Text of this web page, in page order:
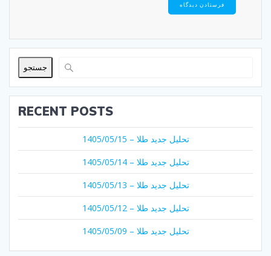
جستجو
RECENT POSTS
تحلیل جدید طلا – 1405/05/15
تحلیل جدید طلا – 1405/05/14
تحلیل جدید طلا – 1405/05/13
تحلیل جدید طلا – 1405/05/12
تحلیل جدید طلا – 1405/05/09